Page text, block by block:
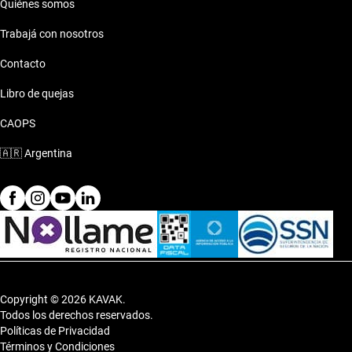
Baic X55 2003 de 8 millones de pesos
Quiénes somos
Trabajá con nosotros
Contacto
Libro de quejas
CAOPS
🇦🇷Argentina
Copyright © 2026 KAVAK.
Todos los derechos reservados.
Políticas de Privacidad
Términos y Condiciones